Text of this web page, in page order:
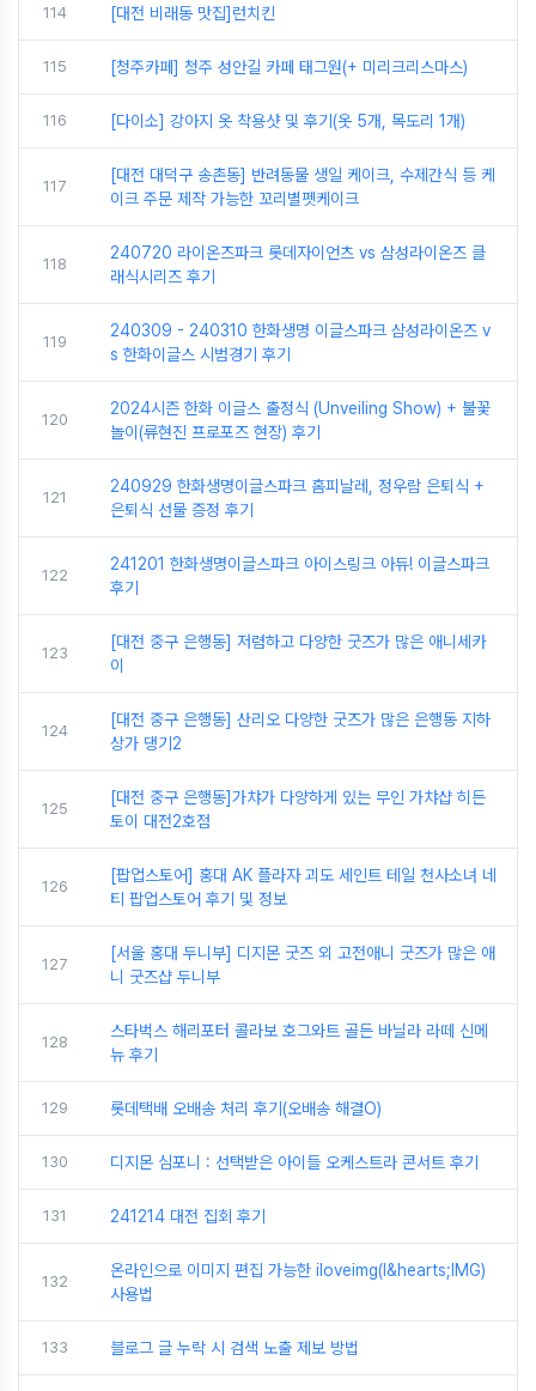
114 [대전 비래동 맛집]런치킨
115 [청주카페] 청주 성안길 카페 태그원(+ 미리크리스마스)
116 [다이소] 강아지 옷 착용샷 및 후기(옷 5개, 목도리 1개)
117
[대전 대덕구 송촌동] 반려동물 생일 케이크, 수제간식 등 케
이크 주문 제작 가능한 꼬리별펫케이크
118
240720 라이온즈파크 롯데자이언츠 vs 삼성라이온즈 클
래식시리즈 후기
119
240309 - 240310 한화생명 이글스파크 삼성라이온즈 v
s 한화이글스 시범경기 후기
120
2024시즌 한화 이글스 출정식 (Unveiling Show) + 불꽃
놀이(류현진 프로포즈 현장) 후기
121
240929 한화생명이글스파크 홈피날레, 정우람 은퇴식 +
은퇴식 선물 증정 후기
122
241201 한화생명이글스파크 아이스링크 아듀! 이글스파크
후기
123
[대전 중구 은행동] 저렴하고 다양한 굿즈가 많은 애니세카
이
124
[대전 중구 은행동] 산리오 다양한 굿즈가 많은 은행동 지하
상가 댕기2
125
[대전 중구 은행동]가챠가 다양하게 있는 무인 가챠샵 히든
토이 대전2호점
126
[팝업스토어] 홍대 AK 플라자 괴도 세인트 테일 천사소녀 네
티 팝업스토어 후기 및 정보
127
[서울 홍대 두니부] 디지몬 굿즈 외 고전애니 굿즈가 많은 애
니 굿즈샵 두니부
128
스타벅스 해리포터 콜라보 호그와트 골든 바닐라 라떼 신메
뉴 후기
129 롯데택배 오배송 처리 후기(오배송 해결O)
130 디지몬 심포니 : 선택받은 아이들 오케스트라 콘서트 후기
131 241214 대전 집회 후기
132
온라인으로 이미지 편집 가능한 iloveimg(I&hearts;IMG)
사용법
133 블로그 글 누락 시 검색 노출 제보 방법